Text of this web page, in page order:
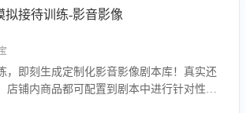
拟接待训练-影音影像
，即刻生成定制化影音影像剧本库！真实还
店铺内商品都可配置到剧本中进行针对性训